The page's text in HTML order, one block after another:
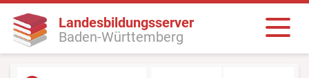
Landesbildungsserver
Baden-Württemberg